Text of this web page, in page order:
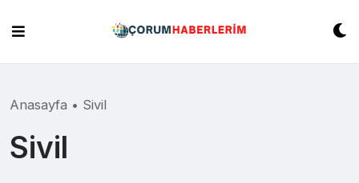
content
Anasayfa • Sivil
Sivil